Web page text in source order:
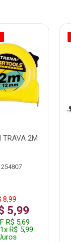
TRAVA 2M
8,99
5,99
R$ 5,69
R$ 5,99